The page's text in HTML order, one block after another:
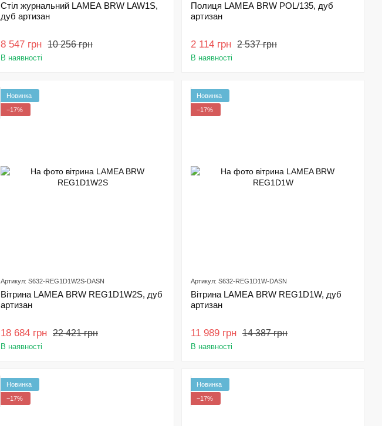
Стіл журнальний LAMEA BRW LAW1S,
дуб артизан
10 256 грн
8 547 грн
В наявності
Полиця LAMEA BRW POL/135, дуб
артизан
2 537 грн
2 114 грн
В наявності
Новинка
−17%
Артикул: S632-REG1D1W2S-DASN
Вітрина LAMEA BRW REG1D1W2S, дуб
артизан
22 421 грн
18 684 грн
В наявності
Новинка
−17%
Артикул: S632-REG1D1W-DASN
Вітрина LAMEA BRW REG1D1W, дуб
артизан
14 387 грн
11 989 грн
В наявності
Новинка
−17%
Новинка
−17%